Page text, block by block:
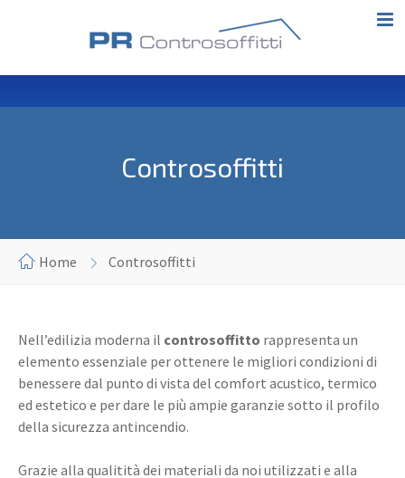
Controsoffitti
Home Controsoffitti
Nell’edilizia moderna il controsoffitto rappresenta un
elemento essenziale per ottenere le migliori condizioni di
benessere dal punto di vista del comfort acustico, termico
ed estetico e per dare le più ampie garanzie sotto il profilo
della sicurezza antincendio.
Grazie alla qualitità dei materiali da noi utilizzati e alla